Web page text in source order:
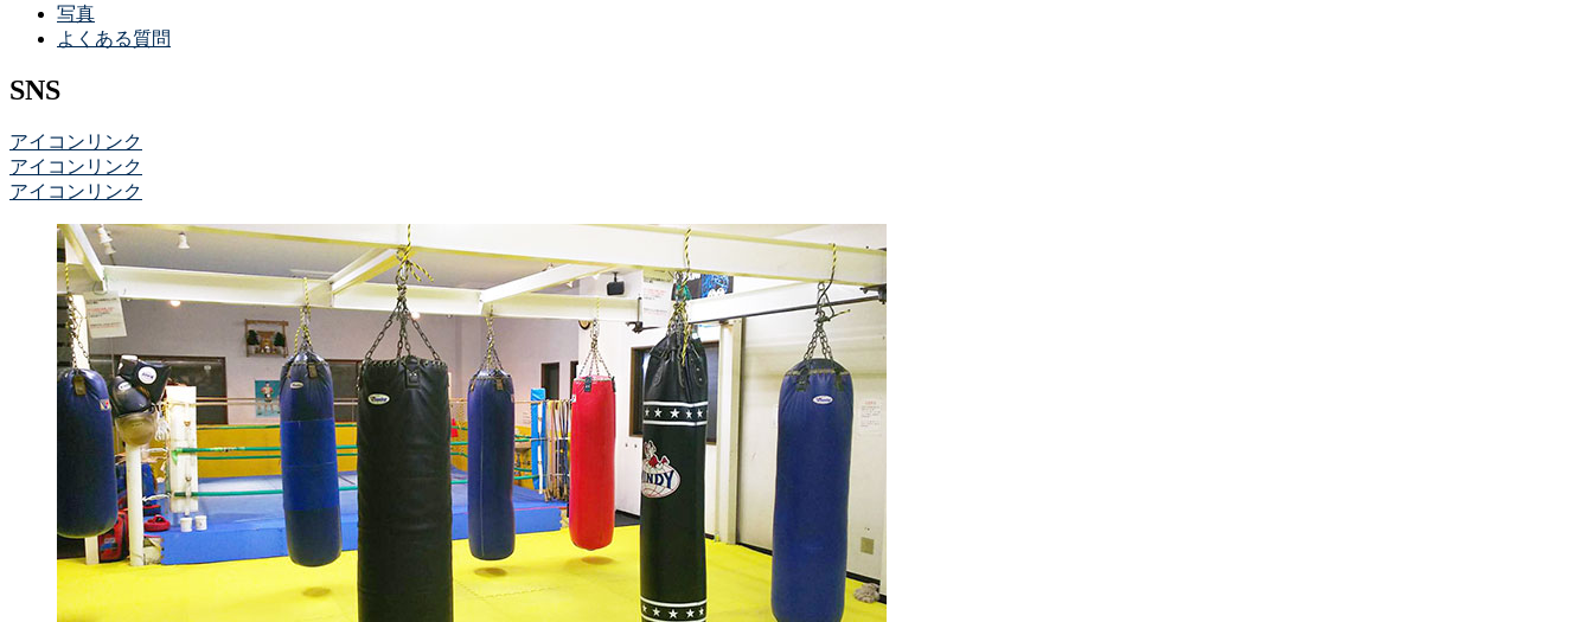
写真
よくある質問
SNS
アイコンリンク
アイコンリンク
アイコンリンク